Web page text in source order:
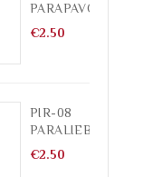
PARAPAVO
€2.50
PIR-08
PARALIEBRE
€2.50